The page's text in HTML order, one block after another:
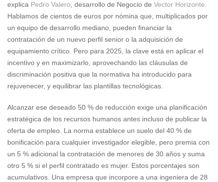
explica Pedro Valero, desarrollo de Negocio de Vector Horizonte.
Hablamos de cientos de euros por nómina que, multiplicados por
un equipo de desarrollo mediano, pueden financiar la
contratación de un nuevo perfil senior o la adquisición de
equipamiento crítico. Pero para 2025, la clave está en aplicar el
incentivo y en maximizarlo, aprovechando las cláusulas de
discriminación positiva que la normativa ha introducido para
rejuvenecer, y equilibrar las plantillas tecnológicas.
Alcanzar ese deseado 50 % de reducción exige una planificación
estratégica de los recursos humanos antes incluso de publicar la
oferta de empleo. La norma establece un suelo del 40 % de
bonificación para cualquier investigador elegible, pero premia con
un 5 % adicional la contratación de menores de 30 años y suma
otro 5 % si el perfil contratado es mujer. Estos porcentajes son
acumulativos. Una empresa que incorpore a una ingeniera de 28